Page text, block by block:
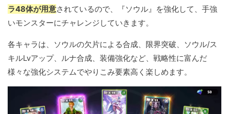
ラ48体が用意されているので、『ソウル』を強化して、手強
いモンスターにチャレンジしていきます。
各キャラは、ソウルの欠片による合成、限界突破、ソウル/ス
キルLvアップ、ルナ合成、装備強化など、戦略性に富んだ
様々な強化システムでやりこみ要素高く楽しめます。